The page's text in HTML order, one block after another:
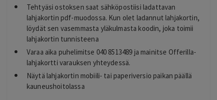
Tehtyäsi ostoksen saat sähköpostiisi ladattavan
lahjakortin pdf-muodossa. Kun olet ladannut lahjakortin,
löydät sen vasemmasta yläkulmasta koodin, joka toimii
lahjakortin tunnisteena
Varaa aika puhelimitse 040 8513489 ja mainitse Offerilla-
lahjakortti varauksen yhteydessä.
Näytä lahjakortin mobiili- tai paperiversio paikan päällä
kauneushoitolassa